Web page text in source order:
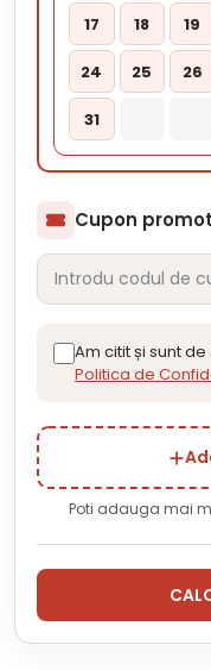
17 18 19
24 25 26
31
Cupon
Am citit și sunt
Politica de
Poti adauga mai